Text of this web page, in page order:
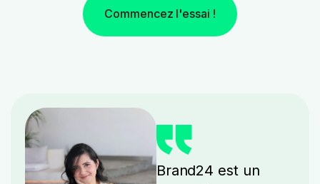
Commencez l'essai !
Brand24 est un